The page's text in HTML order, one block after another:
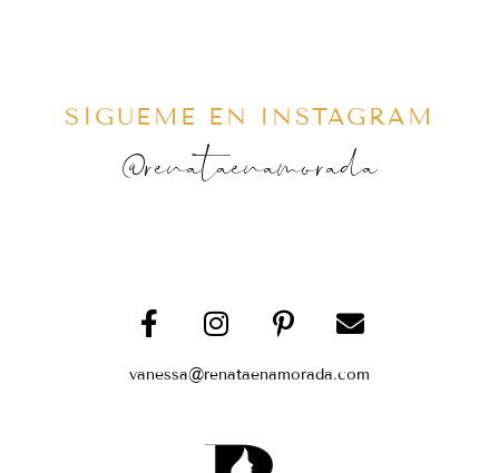
SÍGUEME EN INSTAGRAM
@renataenamorada
vanessa@renataenamorada.com